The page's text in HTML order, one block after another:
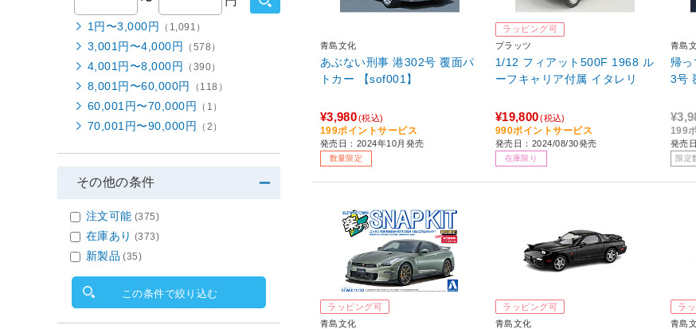
青島文化
あぶない刑事 港302号 覆面パ
トカー 【sof001】
¥3,980(税込)
199ポイントサービス
発売日：2024年10月発売
数量限定
ラッピング可
プラッツ
1/12 フィアット500F 1968 ル
ーフキャリア付属 イタレリ
¥19,800(税込)
990ポイントサービス
発売日：2024/08/30発売
在庫限り
青島
帰
3号
199
発売
限定
ラッピング可
青島文化
ラッピング可
青島文化
ラ
青島
1円〜3,000円 （1,091）
3,001円〜4,000円 （578）
4,001円〜8,000円 （390）
8,001円〜60,000円 （118）
60,001円〜70,000円 （1）
70,001円〜90,000円 （2）
その他の条件
注文可能 (375)
在庫あり (373)
新製品 (35)
この条件で絞り込む